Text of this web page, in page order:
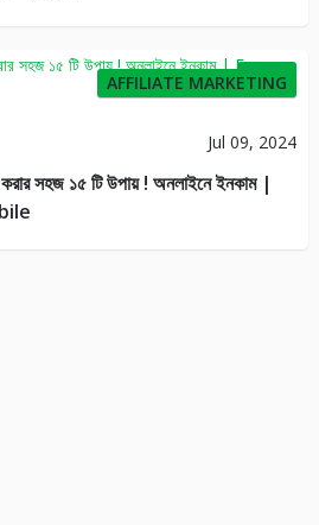
63
AFFILIATE MARKETING
Jul 09, 2024
সহজ ১৫ টি উপায় ! অনলাইনে ইনকাম |